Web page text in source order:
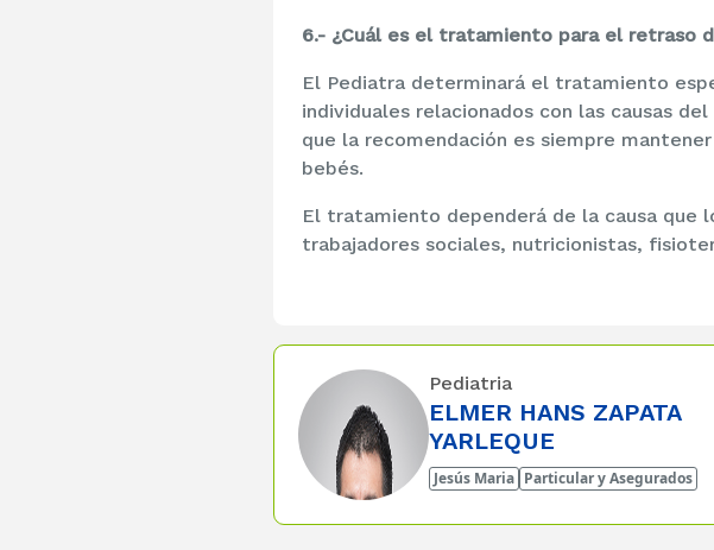
6.- ¿Cuál es el tratamiento para el retraso
El Pediatra determinará el tratamiento
individuales relacionados con las causas
que la recomendación es siempre
bebés.
El tratamiento dependerá de la causa que
trabajadores sociales, nutricionistas,
Pediatria
ELMER HANS ZAPATA
YARLEQUE
Jesús Maria Particular y Asegurados